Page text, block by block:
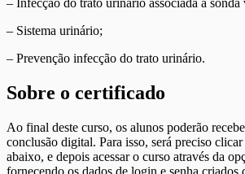
– Infecção do trato urinário associada a sonda
– Sistema urinário;
– Prevenção infecção do trato urinário.
Sobre o certificado
Ao final deste curso, os alunos poderão
conclusão digital. Para isso, será preciso
abaixo, e depois acessar o curso através da
fornecendo os dados de login e senha criados